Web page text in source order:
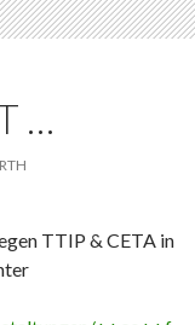
…
TTIP & CETA in